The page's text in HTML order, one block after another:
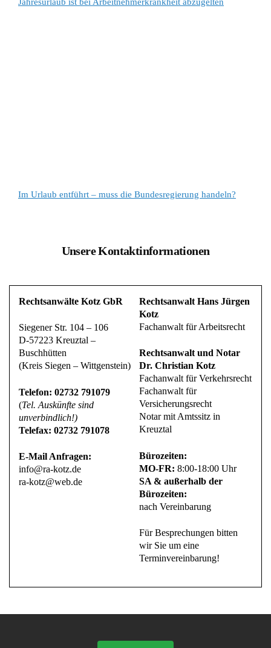
Im Urlaub entführt – muss die Bundesregierung handeln?
Unsere Kontaktinformationen
Rechtsanwälte Kotz GbR
Siegener Str. 104 – 106
D-57223 Kreuztal –
Buschhütten
(Kreis Siegen – Wittgenstein)
Telefon: 02732 791079
(Tel. Auskünfte sind
unverbindlich!)
Telefax: 02732 791078
E-Mail Anfragen:
info@ra-kotz.de
ra-kotz@web.de
Rechtsanwalt Hans Jürgen
Kotz
Fachanwalt für Arbeitsrecht
Rechtsanwalt und Notar
Dr. Christian Kotz
Fachanwalt für Verkehrsrecht
Fachanwalt für
Versicherungsrecht
Notar mit Amtssitz in
Kreuztal
Bürozeiten:
MO-FR:8:00-18:00 Uhr
SA & außerhalb der
Bürozeiten:
nach Vereinbarung
Für Besprechungen bitten
wir Sie um eine
Terminvereinbarung!